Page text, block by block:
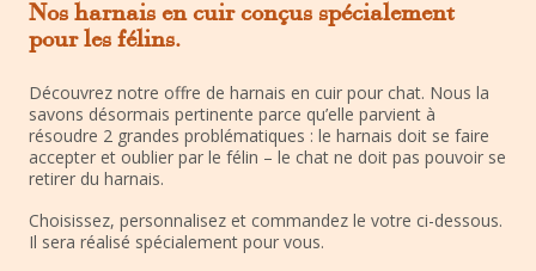
Nos harnais en cuir conçus spécialement
pour les félins.
Découvrez notre offre de harnais en cuir pour chat. Nous la
savons désormais pertinente parce qu’elle parvient à
résoudre 2 grandes problématiques : le harnais doit se faire
accepter et oublier par le félin – le chat ne doit pas pouvoir se
retirer du harnais.
Choisissez, personnalisez et commandez le votre ci-dessous.
Il sera réalisé spécialement pour vous.